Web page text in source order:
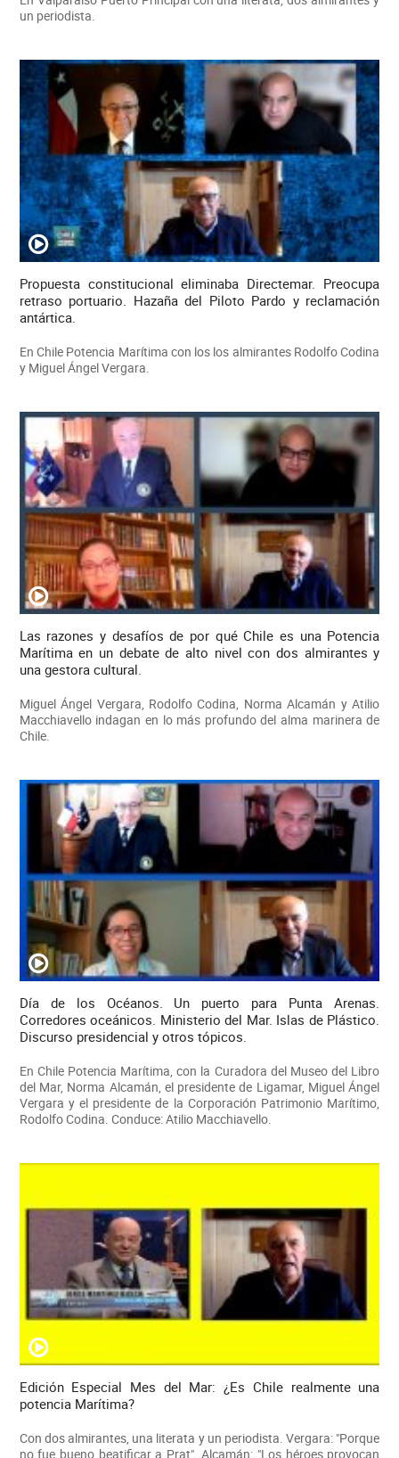
un periodista.
Propuesta constitucional eliminaba Directemar. Preocupa
retraso portuario. Hazaña del Piloto Pardo y reclamación
antártica.
En Chile Potencia Marítima con los los almirantes Rodolfo Codina
y Miguel Ángel Vergara.
Las razones y desafíos de por qué Chile es una Potencia
Marítima en un debate de alto nivel con dos almirantes y
una gestora cultural.
Miguel Ángel Vergara, Rodolfo Codina, Norma Alcamán y Atilio
Macchiavello indagan en lo más profundo del alma marinera de
Chile.
Día de los Océanos. Un puerto para Punta Arenas.
Corredores oceánicos. Ministerio del Mar. Islas de Plástico.
Discurso presidencial y otros tópicos.
En Chile Potencia Marítima, con la Curadora del Museo del Libro
del Mar, Norma Alcamán, el presidente de Ligamar, Miguel Ángel
Vergara y el presidente de la Corporación Patrimonio Marítimo,
Rodolfo Codina. Conduce: Atilio Macchiavello.
Edición Especial Mes del Mar: ¿Es Chile realmente una
potencia Marítima?
Con dos almirantes, una literata y un periodista. Vergara: "Porque
no fue bueno beatificar a Prat". Alcamán: "Los héroes provocan